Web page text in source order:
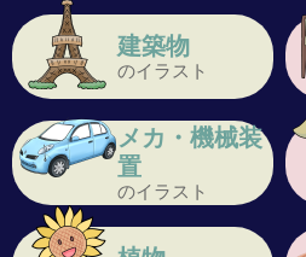
建築物
のイラスト
メカ・機械装
置
のイラスト